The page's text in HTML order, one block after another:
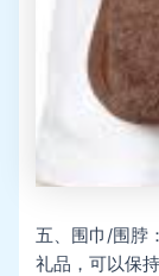
五、围巾/围脖
礼品，可以保